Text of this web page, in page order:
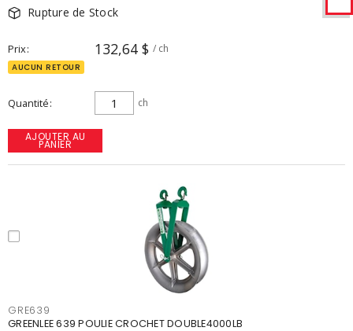
Rupture de Stock
Prix 132,64 $ / ch
AUCUN RETOUR
Quantité ch
AJOUTER AU
PANIER
GRE639
GREENLEE 639 POULIE CROCHET DOUBLE4000LB